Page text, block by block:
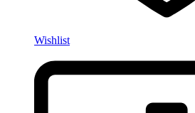
Wishlist